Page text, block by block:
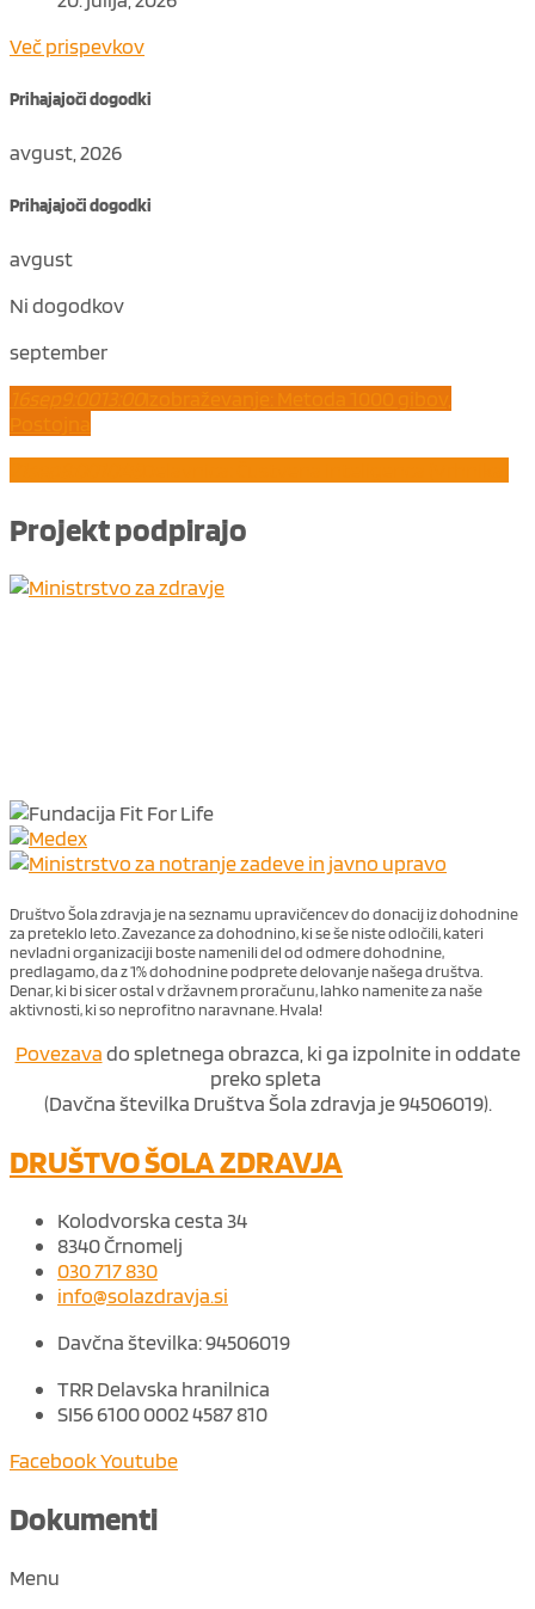
Več prispevkov
Prihajajoči dogodki
avgust, 2026
Prihajajoči dogodki
avgust
Ni dogodkov
september
Projektpodpirajo
Društvo Šola zdravja je na seznamu upravičencev do donacij iz dohodnine
za preteklo leto. Zavezance za dohodnino, ki se še niste odločili, kateri
nevladni organizaciji boste namenili del od odmere dohodnine,
predlagamo, da z 1% dohodnine podprete delovanje našega društva.
Denar, ki bi sicer ostal v državnem proračunu, lahko namenite za naše
aktivnosti, ki so neprofitno naravnane. Hvala!
Povezavado spletnega obrazca, ki ga izpolnite in oddate
preko spleta
(Davčna številka Društva Šola zdravja je 94506019).
DRUŠTVO ŠOLA ZDRAVJA
Kolodvorska cesta 34
8340 Črnomelj
030 717 830
info@solazdravja.si
Davčna številka: 94506019
TRR Delavska hranilnica
SI56 6100 0002 4587 810
FacebookYoutube
Dokumenti
Menu